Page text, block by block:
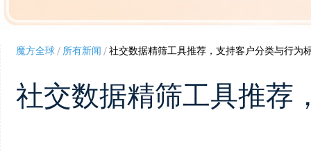
魔方全球/ 所有新闻 /社交数据精筛工具推荐，支持客户分类与行为
社交数据精筛工具推荐